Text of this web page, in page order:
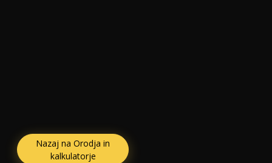
Nazaj na Orodja in
kalkulatorje